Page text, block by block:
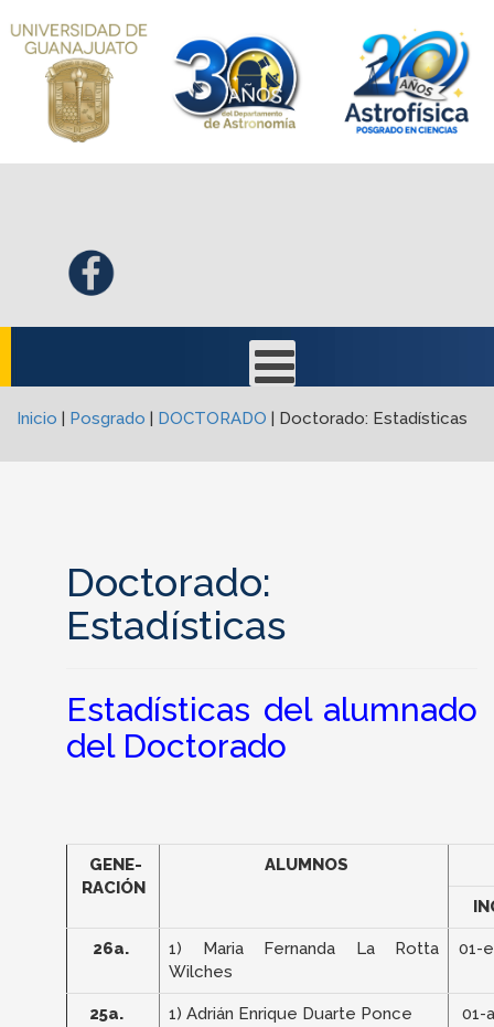
Inicio | Posgrado | DOCTORADO | Doctorado: Estadísticas
Doctorado:
Estadísticas
Estadísticas del alumnado
del Doctorado
GENE-
RACIÓN
ALUMNOS
26a.
1) Maria Fernanda La Rotta
Wilches
01-
25a. 1) Adrián Enrique Duarte Ponce 01-